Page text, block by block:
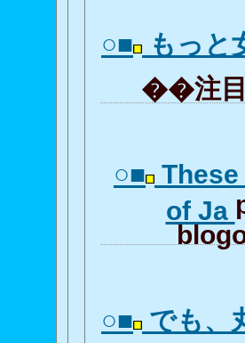
○■ もっと
��注目
○■
of Ja
○■ でも、